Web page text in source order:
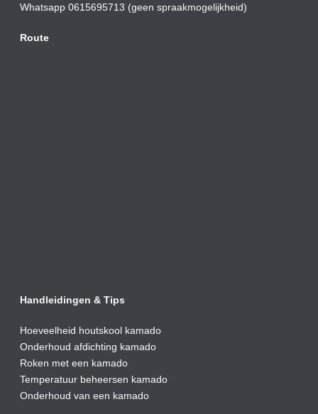
Whatsapp 0615695713 (geen spraakmogelijkheid)
Route
Handleidingen & Tips
Hoeveelheid houtskool kamado
Onderhoud afdichting kamado
Roken met een kamado
Temperatuur beheersen kamado
Onderhoud van een kamado